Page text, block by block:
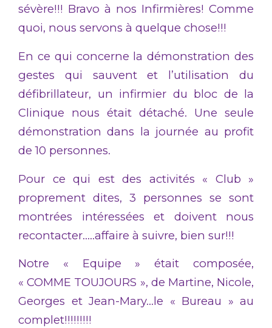
sévère!!! Bravo à nos Infirmières! Comme
quoi, nous servons à quelque chose!!!
En ce qui concerne la démonstration des
gestes qui sauvent et l’utilisation du
défibrillateur, un infirmier du bloc de la
Clinique nous était détaché. Une seule
démonstration dans la journée au profit
de 10 personnes.
Pour ce qui est des activités « Club »
proprement dites, 3 personnes se sont
montrées intéressées et doivent nous
recontacter…..affaire à suivre, bien sur!!!
Notre « Equipe » était composée,
« COMME TOUJOURS », de Martine, Nicole,
Georges et Jean-Mary…le « Bureau » au
complet!!!!!!!!!